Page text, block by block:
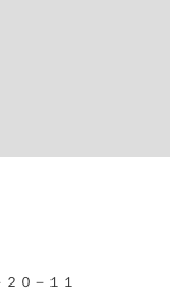
０－１１